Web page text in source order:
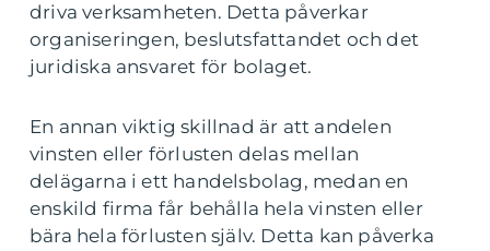
driva verksamheten. Detta påverkar
organiseringen, beslutsfattandet och det
juridiska ansvaret för bolaget.
En annan viktig skillnad är att andelen
vinsten eller förlusten delas mellan
delägarna i ett handelsbolag, medan en
enskild firma får behålla hela vinsten eller
bära hela förlusten själv. Detta kan påverka